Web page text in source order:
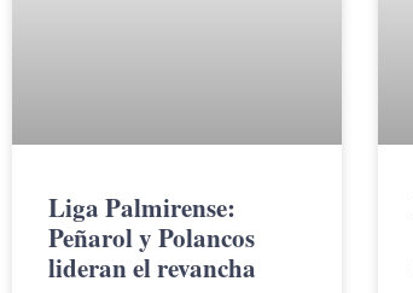
Liga Palmirense:
Peñarol y Polancos
lideran el revancha